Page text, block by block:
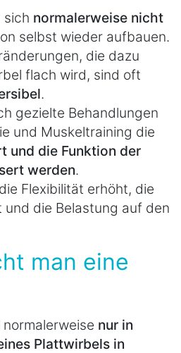
sich normalerweise nicht
selbst wieder aufbauen.
die dazu
flach wird, sind oft
.
gezielte Behandlungen
und Muskeltraining die
und die Funktion der
werden.
Flexibilität erhöht, die
die Belastung auf den
man eine
nur in
Plattwirbels in